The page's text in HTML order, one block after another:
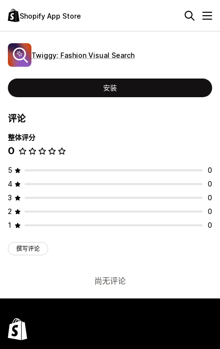
Shopify App Store
Twiggy: Fashion Visual Search
安装
评论
整体评分
0
5
0
4
0
3
0
2
0
1
0
撰写评论
尚无评论